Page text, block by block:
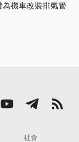
機車改裝排氣管
社會